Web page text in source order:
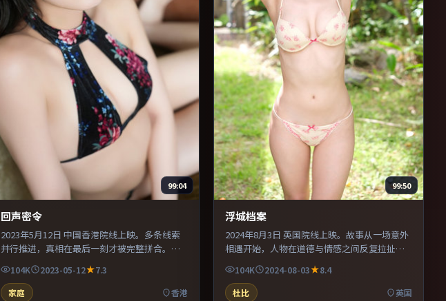
99:04
回声密令
2023年5月12日 中国香港院线上映。多条线索
并行推进，真相在最后一刻才被完整拼合。美
术与服化道还原年代氛围，为人物动机提供可
信支撑。推荐给偏爱群像戏与命运母题的影
迷。
104K 2023-05-12
7.3
家庭
香港
99:50
浮城档案
2024年8月3日 英国院线上映。故事从一场意外
相遇开始，人物在道德与情感之间反复拉扯。
美术与服化道还原年代氛围，为人物动机提供
可信支撑。推荐给偏爱群像戏与命运母题的影
迷。
104K 2024-08-03
8.4
杜比
英国